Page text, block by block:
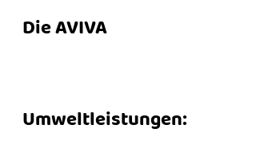
Die AVIVA
Umweltleistungen: